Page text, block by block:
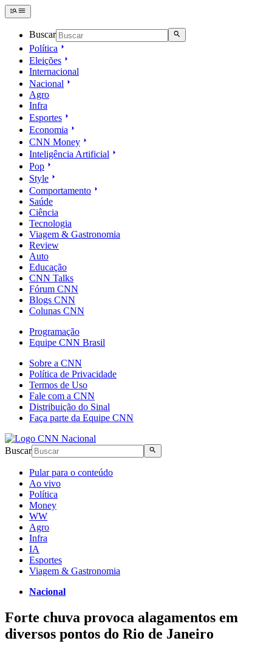
Buscar
Política
Eleições
Internacional
Nacional
Agro
Infra
Esportes
Economia
CNN Money
Inteligência Artificial
Pop
Style
Comportamento
Saúde
Ciência
Tecnologia
Viagem & Gastronomia
Review
Auto
Educação
CNN Talks
Fórum CNN
Blogs CNN
Colunas CNN
Programação
Equipe CNN Brasil
Sobre a CNN
Política de Privacidade
Termos de Uso
Fale com a CNN
Distribuição do Sinal
Faça parte da Equipe CNN
Buscar
Pular para o conteúdo
Ao vivo
Política
Money
WW
Agro
Infra
IA
Esportes
Viagem & Gastronomia
Nacional
Forte chuva provoca alagamentos em
diversos pontos do Rio de Janeiro